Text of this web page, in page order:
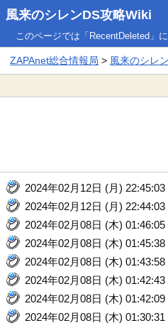
風来のシレンDS攻略Wiki
このページでは「RecentDeleted」
ZAPAnet総合情報局 > 風来のシレ
2024年02月12日 (月)
2024年02月12日 (月)
2024年02月08日 (木) 01:46:05
2024年02月08日 (木)
2024年02月08日 (木) 01:43:58
2024年02月08日 (木) 01:42:43
2024年02月08日 (木) 01:42:09
2024年02月08日 (木) 01:30:31